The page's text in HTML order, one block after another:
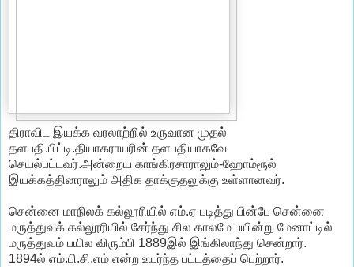
திராவிட இயக்க வரலாற்றில் உருவான முதல்
தளபதி.பிட்டி.தியாகராயரின் தளபதியாகவே
செயல்பட்டவர்.அன்றைய காங்கிரசாராலும்-ஹோம்ரூல்
இயக்கத்தினராலும் அதிக தாக்குதலுக்கு உள்ளானவர்.
சென்னை மாநிலக் கல்லூரியில் எம்.ஏ படித்து பின்பே சென்னை
மருத்துவக் கல்லூரியில் சேர்ந்து சில காலமே பயின்று மேனாட்டில்
மருத்துவம் பயில விரும்பி 1889இல் இங்கிலாந்து சென்றார்.
1894ல் எம்.பி.சி.எம் என்ற உயர்ந்த பட்டத்தைப் பெற்றார்.